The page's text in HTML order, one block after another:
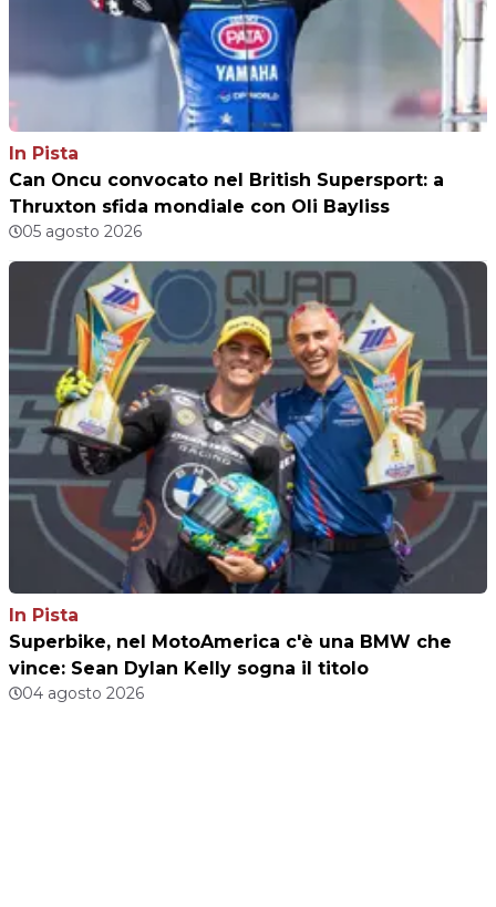
In Pista
Can Oncu convocato nel British Supersport: a
Thruxton sfida mondiale con Oli Bayliss
05 agosto 2026
In Pista
Superbike, nel MotoAmerica c'è una BMW che
vince: Sean Dylan Kelly sogna il titolo
04 agosto 2026